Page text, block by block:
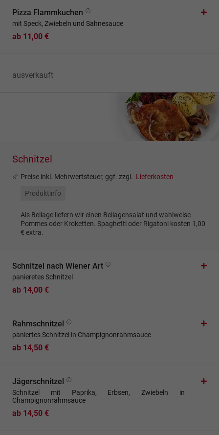
Pizza Flammkuchen
mit Speck, Zwiebeln und Sahnesauce
ab 11,00 €
ausverkauft
Schnitzel
Preise inkl. Mehrwertsteuer, ggf. zzgl. Lieferkosten
Produktinfo
Als Beilage liefern wir einen Beilagensalat und wahlweise
Pommes oder Kroketten. Spaghetti oder Rigatoni kosten 1,00
€ extra.
Schnitzel nach Wiener Art
panieretes Schnitzel
ab 14,00 €
Rahmschnitzel
paniertes Schnitzel in Champignonrahmsauce
ab 14,50 €
Jägerschnitzel
Schnitzel mit Paprika, Erbsen, Zwiebeln in
Champignonrahmsauce
ab 14,50 €